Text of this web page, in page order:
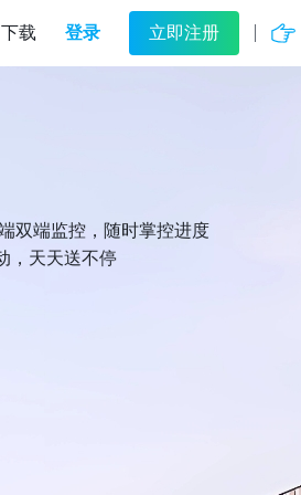
下载 登录 立即注册
双端监控，随时掌控进度
，天天送不停